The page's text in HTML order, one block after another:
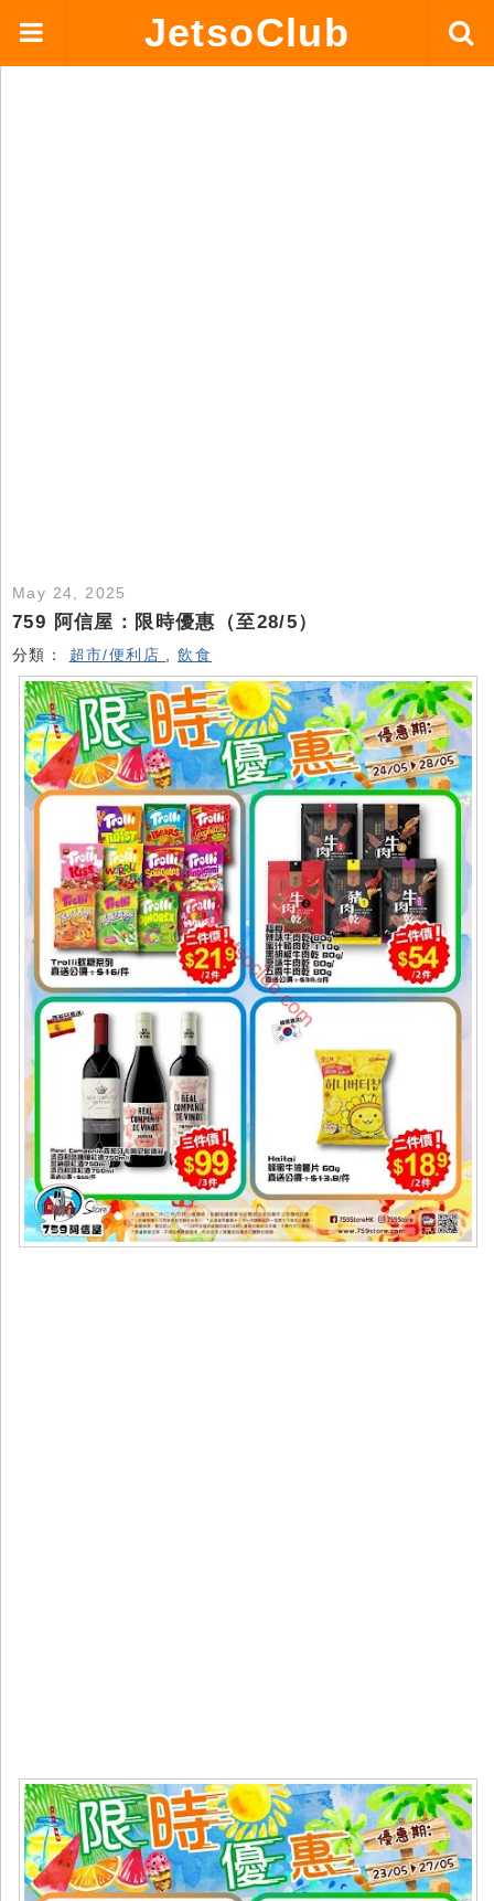
JetsoClub
May 24, 2025
759 阿信屋：限時優惠（至28/5）
分類： 超市/便利店 ,飲食